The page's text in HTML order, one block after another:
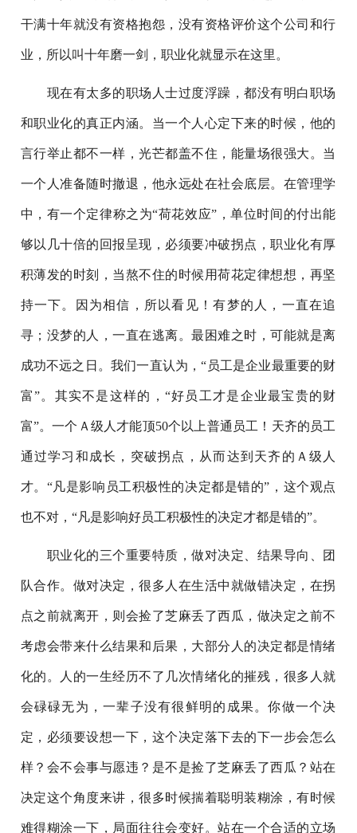
干满十年就没有资格抱怨，没有资格评价这个公司和行
业，所以叫十年磨一剑，职业化就显示在这里。
现在有太多的职场人士过度浮躁，都没有明白职场
和职业化的真正内涵。当一个人心定下来的时候，他的
言行举止都不一样，光芒都盖不住，能量场很强大。当
一个人准备随时撤退，他永远处在社会底层。在管理学
中，有一个定律称之为“荷花效应”，单位时间的付出能
够以几十倍的回报呈现，必须要冲破拐点，职业化有厚
积薄发的时刻，当熬不住的时候用荷花定律想想，再坚
持一下。因为相信，所以看见！有梦的人，一直在追
寻；没梦的人，一直在逃离。最困难之时，可能就是离
成功不远之日。我们一直认为，“员工是企业最重要的财
富”。其实不是这样的，“好员工才是企业最宝贵的财
富”。一个Ａ级人才能顶50个以上普通员工！天齐的员工
通过学习和成长，突破拐点，从而达到天齐的Ａ级人
才。“凡是影响员工积极性的决定都是错的”，这个观点
也不对，“凡是影响好员工积极性的决定才都是错的”。
职业化的三个重要特质，做对决定、结果导向、团
队合作。做对决定，很多人在生活中就做错决定，在拐
点之前就离开，则会捡了芝麻丢了西瓜，做决定之前不
考虑会带来什么结果和后果，大部分人的决定都是情绪
化的。人的一生经历不了几次情绪化的摧残，很多人就
会碌碌无为，一辈子没有很鲜明的成果。你做一个决
定，必须要设想一下，这个决定落下去的下一步会怎么
样？会不会事与愿违？是不是捡了芝麻丢了西瓜？站在
决定这个角度来讲，很多时候揣着聪明装糊涂，有时候
难得糊涂一下，局面往往会变好。站在一个合适的立场